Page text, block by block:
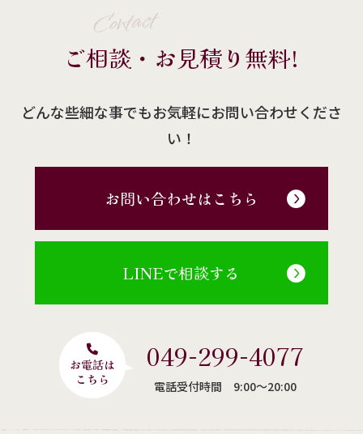
Contact
ご相談・お見積り無料!
どんな些細な事でもお気軽にお問い合わせくださ
い！
お問い合わせはこちら
LINEで相談する
049-299-4077
電話受付時間 9:00〜20:00